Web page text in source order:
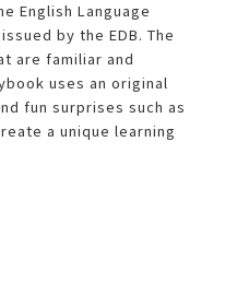
English Language
by the EDB. The
are familiar and
uses an original
fun surprises such as
a unique learning